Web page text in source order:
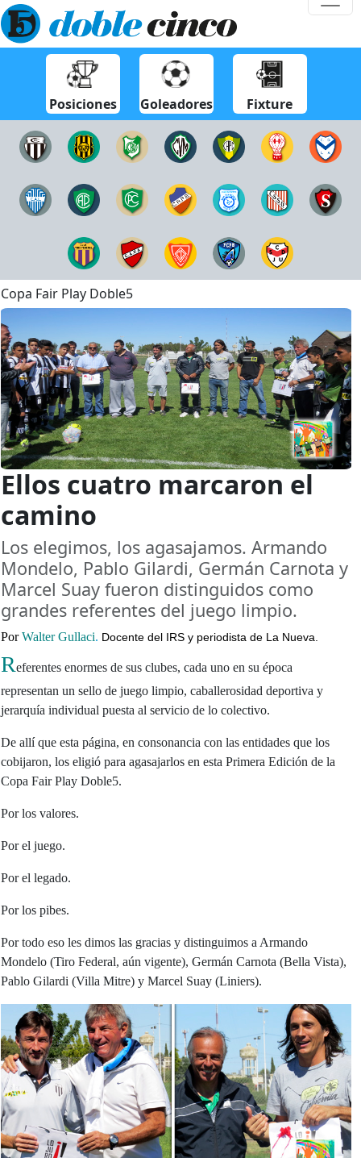
Posiciones Goleadores Fixture
Copa Fair Play Doble5
Ellos cuatro marcaron el
camino
Los elegimos, los agasajamos. Armando
Mondelo, Pablo Gilardi, Germán Carnota y
Marcel Suay fueron distinguidos como
grandes referentes del juego limpio.
PorWalter Gullaci. Docente del IRS y periodista de La Nueva.
Referentes enormes de sus clubes, cada uno en su época
representan un sello de juego limpio, caballerosidad deportiva y
jerarquía individual puesta al servicio de lo colectivo.
De allí que esta página, en consonancia con las entidades que los
cobijaron, los eligió para agasajarlos en esta Primera Edición de la
Copa Fair Play Doble5.
Por los valores.
Por el juego.
Por el legado.
Por los pibes.
Por todo eso les dimos las gracias y distinguimos a Armando
Mondelo (Tiro Federal, aún vigente), Germán Carnota (Bella Vista),
Pablo Gilardi (Villa Mitre) y Marcel Suay (Liniers).